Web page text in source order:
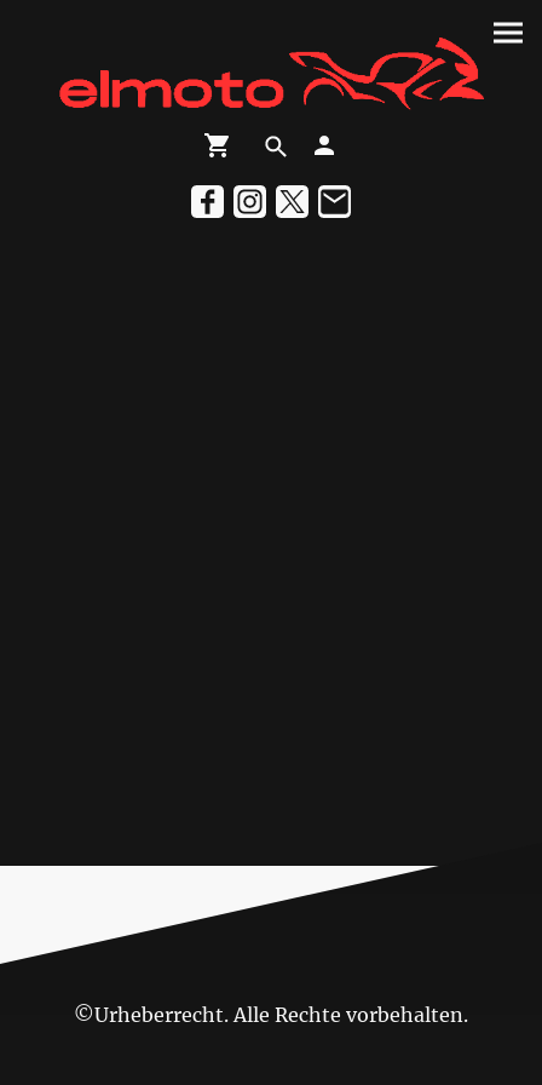
©Urheberrecht. Alle Rechte vorbehalten.